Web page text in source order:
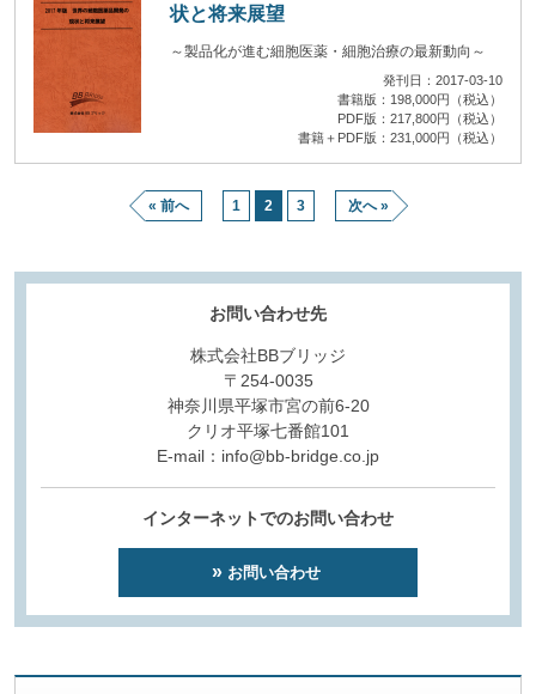
状と将来展望
～製品化が進む細胞医薬・細胞治療の最新動向～
発刊日：2017-03-10
書籍版：198,000円（税込）
PDF版：217,800円（税込）
書籍＋PDF版：231,000円（税込）
« 前へ 1 2 3 次へ »
お問い合わせ先
株式会社BBブリッジ
〒254-0035
神奈川県平塚市宮の前6-20
クリオ平塚七番館101
E-mail：info@bb-bridge.co.jp
インターネットでのお問い合わせ
お問い合わせ